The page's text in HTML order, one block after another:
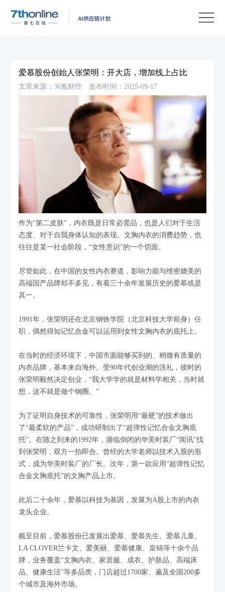
爱慕股份创始人张荣明：开大店，增加线上占比
文章来源：36氪财经 发布时间：2025-09-17
作为“第二皮肤”，内衣既是日常必需品，也是人们对于生活
态度、对于自我身体认知的表现。文胸内衣的消费趋势，也
往往是某一社会阶段，“女性意识”的一个切面。
尽管如此，在中国的女性内衣赛道，影响力能与维密媲美的
高端国产品牌却不多见，有着三十余年发展历史的爱慕或是
其一。
1991年，张荣明还在北京钢铁学院（北京科技大学前身）任
职，偶然得知记忆合金可以运用到女性文胸内衣的底托上。
在当时的经济环境下，中国市面能够买到的、稍微有质量的
内衣品牌，基本来自海外。受90年代创业潮的洗礼，彼时的
张荣明毅然决定创业，“我大学学的就是材料学相关，当时就
想，这不就是做个钢圈。”
为了证明自身技术的可靠性，张荣明用“最硬”的技术做出
了“最柔软的产品”，成功研制出了“超弹性记忆合金文胸底
托”。在随之到来的1992年，濒临倒闭的华美时装厂“闻讯”找
到张荣明，双方一拍即合。曾经的大学老师以技术入股的形
式，成为华美时装厂的厂长。次年，第一款应用“超弹性记忆
合金文胸底托”的文胸产品上市。
此后二十余年，爱慕以科技为基因，发展为A股上市的内衣
龙头企业。
截至目前，爱慕股份已发展出爱慕、爱慕先生、爱慕儿童、
LA CLOVER兰卡文、爱美丽、爱慕健康、皇锦等十余个品
牌，业务覆盖“文胸内衣、家居服、成衣、护肤品、高端床
品、健康生活”等多品类，门店超过1700家、遍及全国200多
个城市及海外市场。